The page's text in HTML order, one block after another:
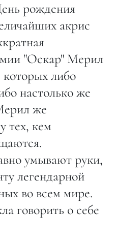
рождения
акрис
"Оскар" Мерил
либо
настолько же
же
тех, кем
умывают руки,
легендарной
во всем мире.
говорить о себе